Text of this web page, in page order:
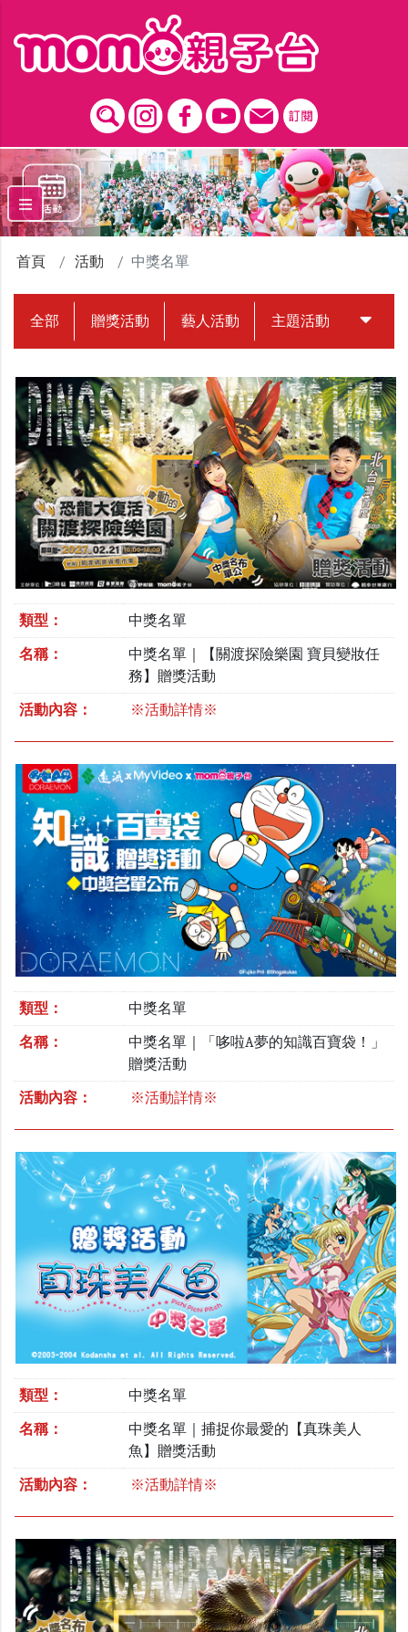
首頁 活動 中獎名單
全部 贈獎活動 藝人活動 主題活動 中獎名
類型： 中獎名單
名稱：
中獎名單｜【關渡探險樂園 寶貝變妝任
務】贈獎活動
活動內容： ※活動詳情※
類型： 中獎名單
名稱：
中獎名單｜「哆啦A夢的知識百寶袋！」
贈獎活動
活動內容： ※活動詳情※
類型： 中獎名單
名稱：
中獎名單｜捕捉你最愛的【真珠美人
魚】贈獎活動
活動內容： ※活動詳情※